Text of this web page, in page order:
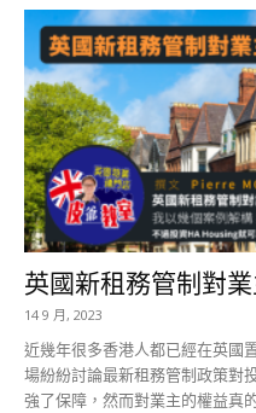
英國新租務管制對
14 9 月, 2023
近幾年很多香港人都已經在英國
場紛紛討論最新租務管制政策對
強了保障，然而對業主的權益真